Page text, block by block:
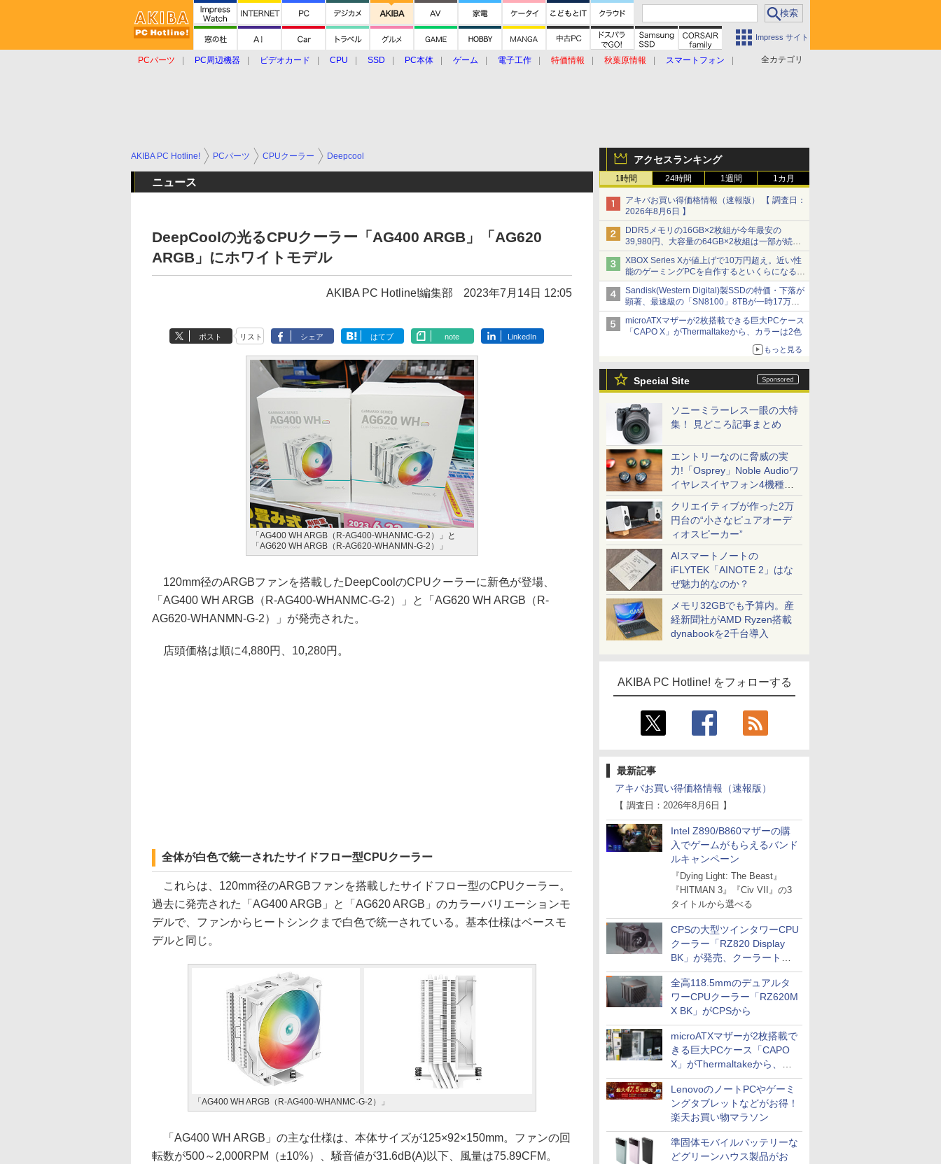
Impress サイト
全カテゴリ
PCパーツ PC周辺機器 ビデオカード CPU SSD PC本体 ゲーム 電子工作 特価情報 秋葉原情報
スマートフォン
アクセスランキング
1時間 24時間 1週間 1カ月
アキバお買い得価格情報（速報版） 【 調査日：
2026年8月6日 】
DDR5メモリの16GB×2枚組が今年最安の
39,980円、大容量の64GB×2枚組は一部が続騰
[8月前半のメモリ価格]
XBOX Series Xが値上げで10万円超え。近い性
能のゲーミングPCを自作するといくらになる？
【石田賀津男の『酒の肴にPCゲーム』】
Sandisk(Western Digital)製SSDの特価・下落が
顕著、最速級の「SN8100」8TBが一時17万円
割れ [8月前半のSSD価格]
microATXマザーが2枚搭載できる巨大PCケース
「CAPO X」がThermaltakeから、カラーは2色
もっと見る
Special Site
ソニーミラーレス一眼の大特
集！ 見どころ記事まとめ
エントリーなのに脅威の実
力!「Osprey」Noble Audioワ
イヤレスイヤフォン4機種を
一気に聴く
クリエイティブが作った2万
円台の“小さなピュアオーデ
ィオスピーカー”
AIスマートノートの
iFLYTEK「AINOTE 2」はな
ぜ魅力的なのか？
メモリ32GBでも予算内。産
経新聞社がAMD Ryzen搭載
dynabookを2千台導入
AKIBA PC Hotline! をフォローする
最新記事
アキバお買い得価格情報（速報版）
【 調査日：2026年8月6日 】
Intel Z890/B860マザーの購
入でゲームがもらえるバンド
ルキャンペーン
『Dying Light: The Beast』
『HITMAN 3』『Civ VII』の3
タイトルから選べる
CPSの大型ツインタワーCPU
クーラー「RZ820 Display
BK」が発売、クーラートッ
プに5インチ液晶搭載
全高118.5mmのデュアルタ
ワーCPUクーラー「RZ620M
X BK」がCPSから
microATXマザーが2枚搭載で
きる巨大PCケース「CAPO
X」がThermaltakeから、カ
ラーは2色
LenovoのノートPCやゲーミ
ングタブレットなどがお得！
楽天お買い物マラソン
準固体モバイルバッテリーな
どグリーンハウス製品がお
AKIBA PC Hotline! PCパーツ CPUクーラー Deepcool
ニュース
DeepCoolの光るCPUクーラー「AG400 ARGB」「AG620
ARGB」にホワイトモデル
AKIBA PC Hotline!編集部 2023年7月14日 12:05
ポスト リスト シェア はてブ note LinkedIn
「AG400 WH ARGB（R-AG400-WHANMC-G-2）」と
「AG620 WH ARGB（R-AG620-WHANMN-G-2）」
120mm径のARGBファンを搭載したDeepCoolのCPUクーラーに新色が登場、
「AG400 WH ARGB（R-AG400-WHANMC-G-2）」と「AG620 WH ARGB（R-
AG620-WHANMN-G-2）」が発売された。
店頭価格は順に4,880円、10,280円。
全体が白色で統一されたサイドフロー型CPUクーラー
これらは、120mm径のARGBファンを搭載したサイドフロー型のCPUクーラー。
過去に発売された「AG400 ARGB」と「AG620 ARGB」のカラーバリエーションモ
デルで、ファンからヒートシンクまで白色で統一されている。基本仕様はベースモ
デルと同じ。
「AG400 WH ARGB（R-AG400-WHANMC-G-2）」
「AG400 WH ARGB」の主な仕様は、本体サイズが125×92×150mm。ファンの回
転数が500～2,000RPM（±10%）、騒音値が31.6dB(A)以下、風量は75.89CFM。